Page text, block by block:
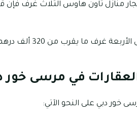
من 320 ألف درهم إماراتي في السنة.
في مرسى خور
خور دبي على النحو الآتي: